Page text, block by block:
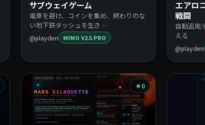
サブウェイゲーム
電車を避け、コインを集め、終わりのな
い地下鉄ダッシュを生き…
@playden MIMO V2.5 PRO
エアロ
戦闘
自動追尾
える
@playden
0